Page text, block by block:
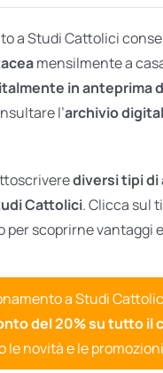
a Studi Cattolici
mensilmente a
in anteprima
l’archivio
diversi tipi
Cattolici. Clicca sul
per scoprirne vantaggi
a Studi
del 20% su tutto il
le novità e le